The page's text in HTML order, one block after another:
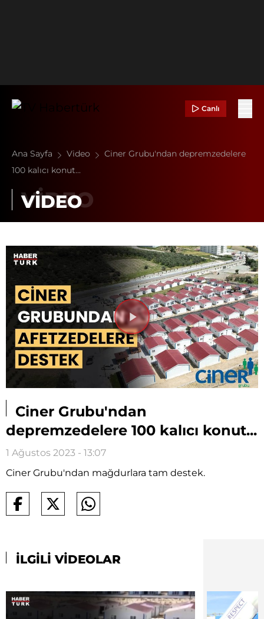
Canlı
Ana Sayfa Video
Ciner Grubu'ndan depremzedelere
100 kalıcı konut...
VİDEO
Videoyu
Oynat
Ciner Grubu'ndan
depremzedelere 100 kalıcı konut...
1 Ağustos 2023 - 13:07
Ciner Grubu'ndan mağdurlara tam destek.
İLGİLİ VİDEOLAR